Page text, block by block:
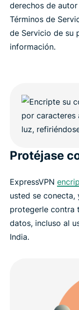
derechos de
Términos de
de Servicio de su
información.
Protéjase
ExpressVPN
usted se conecta,
protegerle contra
datos, incluso al
India.